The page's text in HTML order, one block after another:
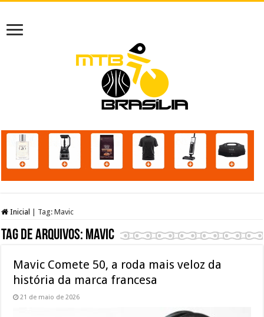
Inicial Tag:Mavic
Tag de arquivos: Mavic
Mavic Comete 50, a roda mais veloz da
história da marca francesa
21 de maio de 2026